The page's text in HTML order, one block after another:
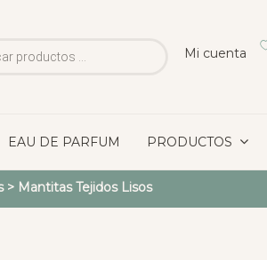
Mi cuenta
EAU DE PARFUM PRODUCTOS
> Mantitas Tejidos Lisos